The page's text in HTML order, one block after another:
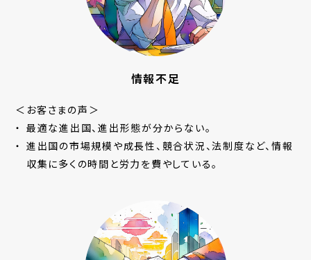
情報不足
＜お客さまの声＞
最適な進出国、進出形態が分からない。
進出国の市場規模や成長性、競合状況、法制度など、情報
収集に多くの時間と労力を費やしている。